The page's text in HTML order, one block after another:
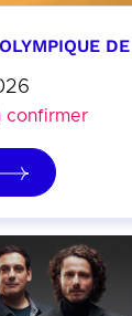
confirmer